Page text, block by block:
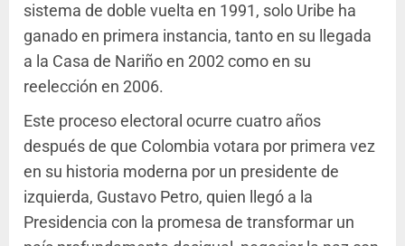
sistema de doble vuelta en 1991, solo Uribe ha
ganado en primera instancia, tanto en su llegada
a la Casa de Nariño en 2002 como en su
reelección en 2006.
Este proceso electoral ocurre cuatro años
después de que Colombia votara por primera vez
en su historia moderna por un presidente de
izquierda, Gustavo Petro, quien llegó a la
Presidencia con la promesa de transformar un